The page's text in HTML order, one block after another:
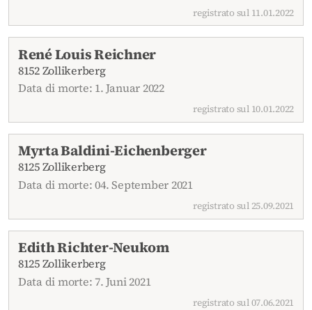
registrato sul 11.01.2022
René Louis Reichner
8152 Zollikerberg
Data di morte: 1. Januar 2022
registrato sul 10.01.2022
Myrta Baldini-Eichenberger
8125 Zollikerberg
Data di morte: 04. September 2021
registrato sul 25.09.2021
Edith Richter-Neukom
8125 Zollikerberg
Data di morte: 7. Juni 2021
registrato sul 07.06.2021